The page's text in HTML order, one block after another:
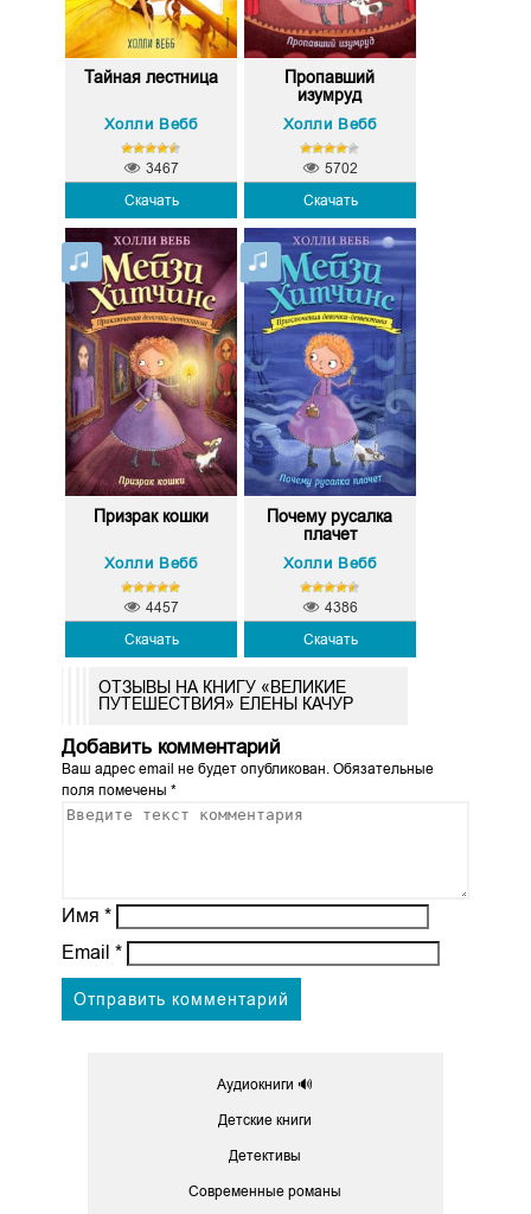
Тайная лестница
Холли Вебб
Скачать
3467
Пропавший
изумруд
Холли Вебб
Скачать
5702
Призрак кошки
Холли Вебб
Скачать
4457
Почему русалка
плачет
Холли Вебб
Скачать
4386
ОТЗЫВЫ НА КНИГУ «ВЕЛИКИЕ
ПУТЕШЕСТВИЯ» ЕЛЕНЫ КАЧУР
Добавить комментарий
Ваш адрес email не будет опубликован.Обязательные
поля помечены *
Имя *
Email *
Аудиокниги 🔊
Детские книги
Детективы
Современные романы